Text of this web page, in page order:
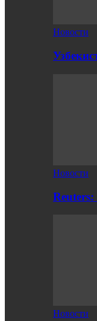
Новости
Новости
Новости